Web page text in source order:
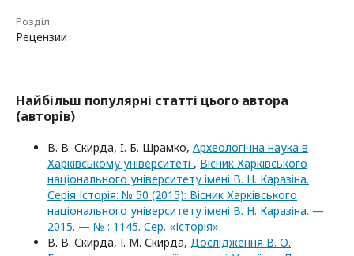
Розділ
Рецензии
Найбільш популярні статті цього автора
(авторів)
В. В. Скирда, I. Б. Шрамко, Археологічна наука в
Харківському університеті , Вісник Харківського
національного університету імені В. Н. Каразіна.
Серія Історія: № 50 (2015): Вісник Харківського
національного університету імені В. Н. Каразіна. —
2015. — № : 1145. Сер. «Історія».
В. В. Скирда, І. М. Скирда, Дослідження В. О.